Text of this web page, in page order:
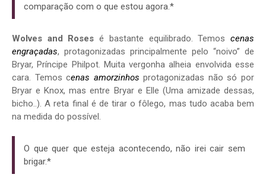
comparação com o que estou agora.*
Wolves and Roses é bastante equilibrado. Temoscenas
engraçadas, protagonizadas principalmente pelo “noivo” de
Bryar, Príncipe Philpot. Muita vergonha alheia envolvida esse
cara. Temos cenas amorzinhos protagonizadas não só por
Bryar e Knox, mas entre Bryar e Elle (Uma amizade dessas,
bicho..). A reta final é de tirar o fôlego, mas tudo acaba bem
na medida do possível.
O que quer que esteja acontecendo, não irei cair sem
brigar.*